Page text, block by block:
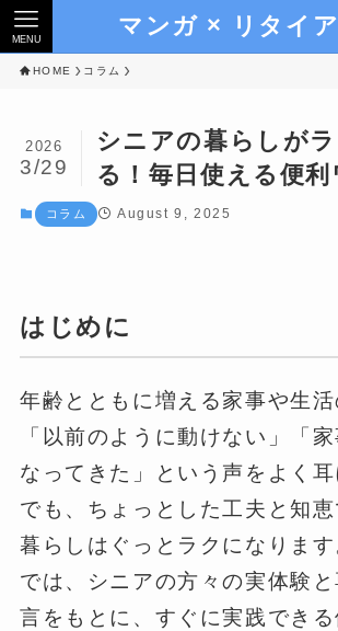
マンガ × リタイ
MENU
HOME コラム
シニアの暮らしが
る！毎日使える便
2026
3/29
コラム August 9, 2025
はじめに
年齢とともに増える家事や生活
「以前のように動けない」「
なってきた」という声をよく耳
でも、ちょっとした工夫と知
暮らしはぐっとラクになりま
では、シニアの方々の実体験
言をもとに、すぐに実践できる